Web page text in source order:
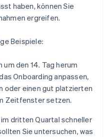
haben, können Sie
ergreifen.
Beispiele:
den 14. Tag herum
Onboarding anpassen,
oder einen gut platzierten
Zeitfenster setzen.
dritten Quartal schneller
Sie untersuchen, was